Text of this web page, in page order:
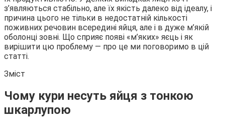
з’являються стабільно, але їх якість далеко від ідеалу, і
причина цього не тільки в недостатній кількості
поживних речовин всередині яйця, але і в дуже м’якій
оболонці зовні. Що сприяє появі «м’яких» яєць і як
вирішити цю проблему — про це ми поговоримо в цій
статті.
Зміст
Чому кури несуть яйця з тонкою
шкарлупою